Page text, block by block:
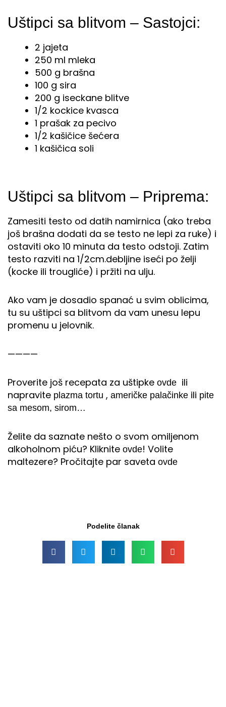
Uštipci sa blitvom – Sastojci:
2 jajeta
250 ml mleka
500 g brašna
100 g sira
200 g iseckane blitve
1/2 kockice kvasca
1 prašak za pecivo
1/2 kašičice šećera
1 kašičica soli
Uštipci sa blitvom – Priprema:
Zamesiti testo od datih namirnica (ako treba
još brašna dodati da se testo ne lepi za ruke) i
ostaviti oko 10 minuta da testo odstoji. Zatim
testo razviti na 1/2cm.debljine iseći po želji
(kocke ili trougliće) i pržiti na ulju.
Ako vam je dosadio spanać u svim oblicima,
tu su uštipci sa blitvom da vam unesu lepu
promenu u jelovnik.
————
Proverite još recepata za uštipke ovde ili
napravite plazma tortu , američke palačinke ili pite
sa mesom, sirom…
Želite da saznate nešto o svom omiljenom
alkoholnom piću? Kliknite ovde! Volite
maltezere? Pročitajte par saveta ovde
Podelite članak